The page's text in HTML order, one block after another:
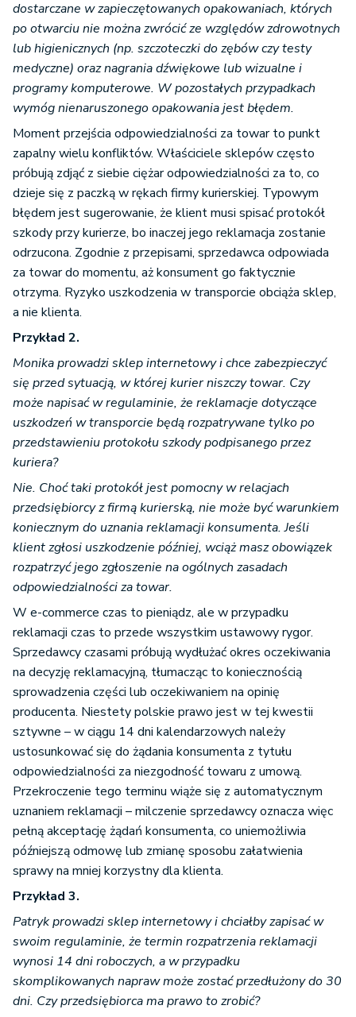
dostarczane w zapieczętowanych opakowaniach, których
po otwarciu nie można zwrócić ze względów zdrowotnych
lub higienicznych (np. szczoteczki do zębów czy testy
medyczne) oraz nagrania dźwiękowe lub wizualne i
programy komputerowe. W pozostałych przypadkach
wymóg nienaruszonego opakowania jest błędem.
Moment przejścia odpowiedzialności za towar to punkt
zapalny wielu konfliktów. Właściciele sklepów często
próbują zdjąć z siebie ciężar odpowiedzialności za to, co
dzieje się z paczką w rękach firmy kurierskiej. Typowym
błędem jest sugerowanie, że klient musi spisać protokół
szkody przy kurierze, bo inaczej jego reklamacja zostanie
odrzucona. Zgodnie z przepisami, sprzedawca odpowiada
za towar do momentu, aż konsument go faktycznie
otrzyma. Ryzyko uszkodzenia w transporcie obciąża sklep,
a nie klienta.
Przykład 2.
Monika prowadzi sklep internetowy i chce zabezpieczyć
się przed sytuacją, w której kurier niszczy towar. Czy
może napisać w regulaminie, że reklamacje dotyczące
uszkodzeń w transporcie będą rozpatrywane tylko po
przedstawieniu protokołu szkody podpisanego przez
kuriera?
Nie. Choć taki protokół jest pomocny w relacjach
przedsiębiorcy z firmą kurierską, nie może być warunkiem
koniecznym do uznania reklamacji konsumenta. Jeśli
klient zgłosi uszkodzenie później, wciąż masz obowiązek
rozpatrzyć jego zgłoszenie na ogólnych zasadach
odpowiedzialności za towar.
W e-commerce czas to pieniądz, ale w przypadku
reklamacji czas to przede wszystkim ustawowy rygor.
Sprzedawcy czasami próbują wydłużać okres oczekiwania
na decyzję reklamacyjną, tłumacząc to koniecznością
sprowadzenia części lub oczekiwaniem na opinię
producenta. Niestety polskie prawo jest w tej kwestii
sztywne – w ciągu 14 dni kalendarzowych należy
ustosunkować się do żądania konsumenta z tytułu
odpowiedzialności za niezgodność towaru z umową.
Przekroczenie tego terminu wiąże się z automatycznym
uznaniem reklamacji – milczenie sprzedawcy oznacza więc
pełną akceptację żądań konsumenta, co uniemożliwia
późniejszą odmowę lub zmianę sposobu załatwienia
sprawy na mniej korzystny dla klienta.
Przykład 3.
Patryk prowadzi sklep internetowy i chciałby zapisać w
swoim regulaminie, że termin rozpatrzenia reklamacji
wynosi 14 dni roboczych, a w przypadku
skomplikowanych napraw może zostać przedłużony do 30
dni. Czy przedsiębiorca ma prawo to zrobić?